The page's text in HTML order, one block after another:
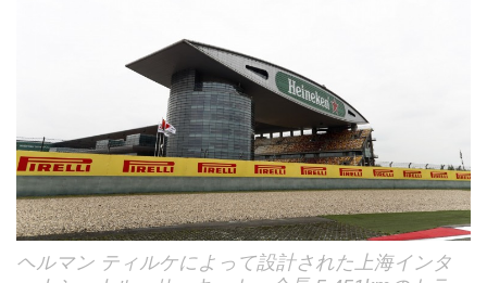
ヘルマン ティルケによって設計された上海インタ